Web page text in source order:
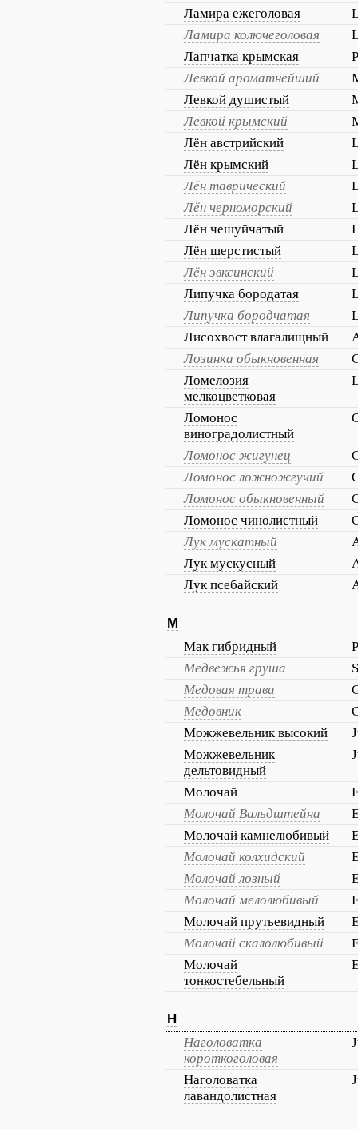
Ламира ежеголовая
Ламира колючеголовая
Лапчатка крымская
Левкой ароматнейший
Левкой душистый
Левкой крымский
Лён австрийский
Лён крымский
Лён таврический
Лён черноморский
Лён чешуйчатый
Лён шерстистый
Лён эвксинский
Липучка бородатая
Липучка бородчатая
Лисохвост влагалищный
Лозинка обыкновенная
Ломелозия
мелкоцветковая
Ломонос
виноградолистный
Ломонос жигунец
Ломонос ложножгучий
Ломонос обыкновенный
Ломонос чинолистный
Лук мускатный
Лук мускусный
Лук псебайский
М
Мак гибридный
Медвежья груша
Медовая трава
Медовник
Можжевельник высокий
Можжевельник
дельтовидный
Молочай
Молочай Вальдштейна
Молочай камнелюбивый
Молочай колхидский
Молочай лозный
Молочай мелолюбивый
Молочай прутьевидный
Молочай скалолюбивый
Молочай
тонкостебельный
Н
Наголоватка
короткоголовая
Наголоватка
лавандолистная